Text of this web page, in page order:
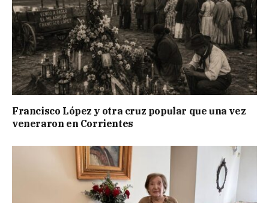
Francisco López y otra cruz popular que una vez
veneraron en Corrientes